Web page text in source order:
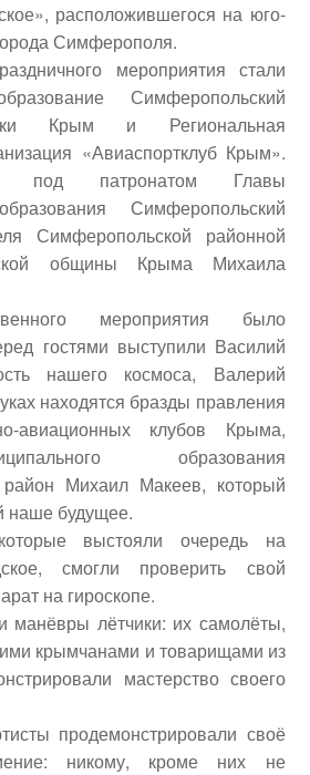
расположившегося на юго-
Симферополя.
мероприятия стали
Симферопольский
Крым и Региональная
«Авиаспортклуб Крым».
под патронатом Главы
Симферопольский
Симферопольской районной
общины Крыма Михаила
мероприятия было
гостями выступили Василий
нашего космоса, Валерий
находятся бразды правления
авиационных клубов Крыма,
образования
Михаил Макеев, который
наше будущее.
выстояли очередь на
смогли проверить свой
на гироскопе.
манёвры лётчики: их самолёты,
крымчанами и товарищами из
мастерство своего
продемонстрировали своё
никому, кроме них не